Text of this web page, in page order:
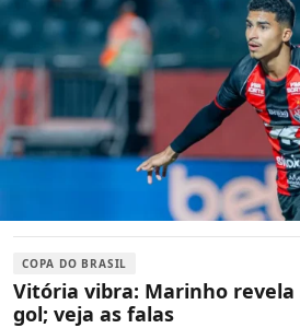
COPA DO BRASIL
Vitória vibra: Marinho
gol; veja as falas